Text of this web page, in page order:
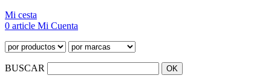
Mi cesta
0 article Mi Cuenta
BUSCAR